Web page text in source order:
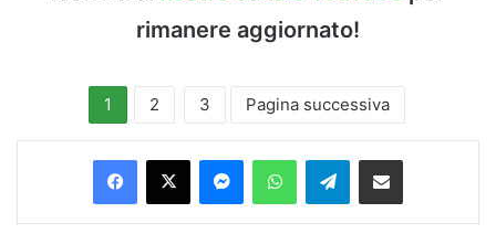
rimanere aggiornato!
1 2 3 Pagina successiva
Facebook
X MessengerWhatsAppTelegramCondividi via Email